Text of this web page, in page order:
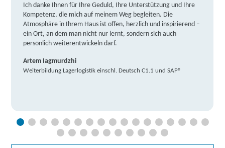
Ich danke Ihnen für Ihre Geduld, Ihre Unterstützung und Ihre
Kompetenz, die mich auf meinem Weg begleiten. Die
Atmosphäre in Ihrem Haus ist offen, herzlich und inspirierend –
ein Ort, an dem man nicht nur lernt, sondern sich auch
persönlich weiterentwickeln darf.
Artem Iagmurdzhi
Weiterbildung Lagerlogistik einschl. Deutsch C1.1 und SAP®